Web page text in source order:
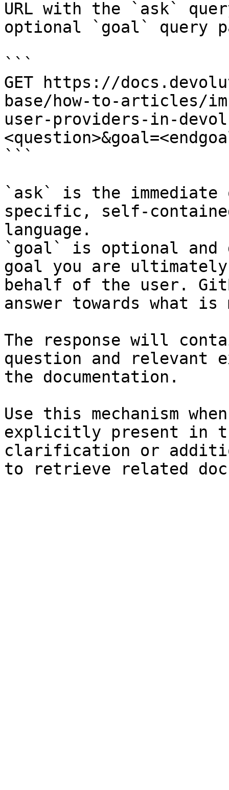
URL with the `ask`
optional `goal` query
```
GET https://
base/how-to-articles/
user-providers-in-
```
`ask` is the
specific, self-
language.
`goal` is optional and
goal you are
behalf of the user.
answer towards what
The response will
question and relevant
the documentation.
Use this mechanism
explicitly present in
clarification or